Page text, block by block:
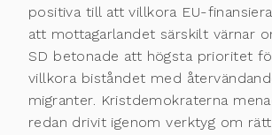
positiva till att villkora EU-
att mottagarlandet särskilt värnar
SD betonade att högsta prioritet
villkora biståndet med
migranter. Kristdemokraterna
redan drivit igenom verktyg om